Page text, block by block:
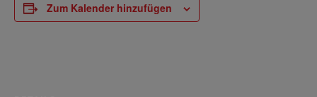
Zum Kalender hinzufügen